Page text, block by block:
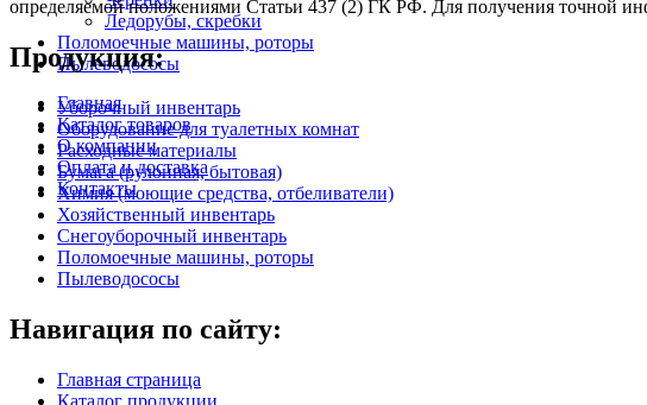
Ледорубы, скребки
Поломоечные машины, роторы
Пылеводососы
Главная
Каталог товаров
О компании
Оплата и доставка
Контакты
определяемой положениями Статьи 437 (2) ГК РФ. Для получения точной
Продукция:
Уборочный инвентарь
Оборудование для туалетных комнат
Расходные материалы
Бумага (рулонная, бытовая)
Химия (моющие средства, отбеливатели)
Хозяйственный инвентарь
Снегоуборочный инвентарь
Поломоечные машины, роторы
Пылеводососы
Навигация по сайту:
Главная страница
Каталог продукции